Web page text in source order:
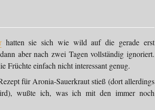
hatten sie sich wie wild auf die gerade erst
aber nach zwei Tagen vollständig ignoriert.
Früchte einfach nicht interessant genug.
für Aronia-Sauerkraut stieß (dort allerdings
wußte ich, was ich mit den immer noch